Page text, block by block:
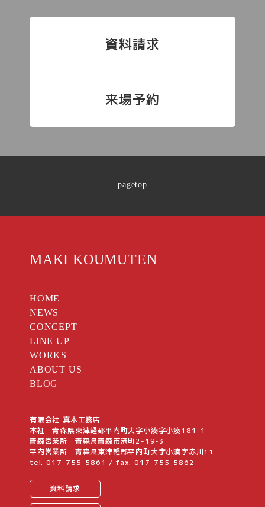
資料請求
来場予約
pagetop
MAKI KOUMUTEN
HOME
NEWS
CONCEPT
LINE UP
WORKS
ABOUT US
BLOG
有限会社 真木工務店
本社 青森県東津軽郡平内町大字小湊字小湊181-1
青森営業所 青森県青森市港町2-19-3
平内営業所 青森県東津軽郡平内町大字小湊字赤川11
tel. 017-755-5861 / fax. 017-755-5862
資料請求